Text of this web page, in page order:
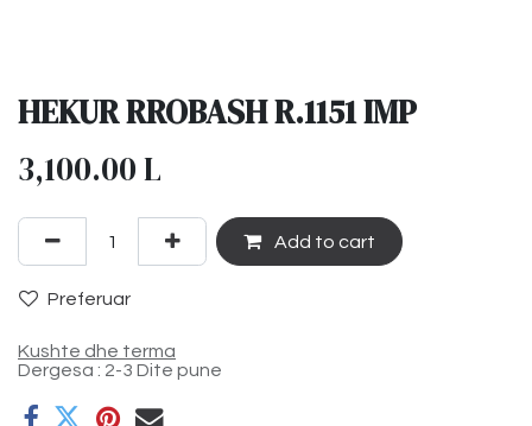
HEKUR RROBASH R.1151 IMP
3,100.00L
Add to cart
Preferuar
Kushte dhe terma
Dergesa : 2-3 Dite pune